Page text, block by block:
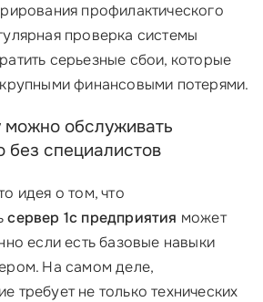
профилактического
проверка системы
серьезные сбои, которые
финансовыми потерями.
обслуживать
без специалистов
идея о том, что
сервер 1с предприятия может
если есть базовые навыки
На самом деле,
требует не только технических